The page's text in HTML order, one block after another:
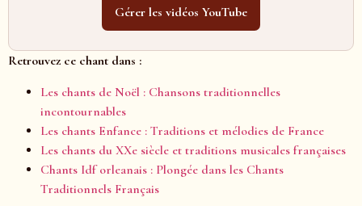
Gérer les vidéos YouTube
Retrouvez ce chant dans :
Les chants de Noël : Chansons traditionnelles
incontournables
Les chants Enfance : Traditions et mélodies de France
Les chants du XXe siècle et traditions musicales françaises
Chants Idf orleanais : Plongée dans les Chants
Traditionnels Français